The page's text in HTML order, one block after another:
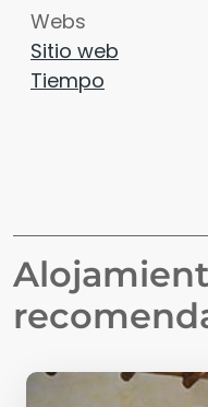
Webs
Sitio web
Tiempo